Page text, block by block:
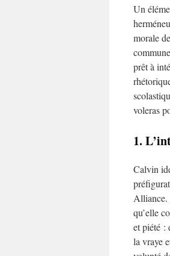
Un
morale
prêt à
voleras
1.
Calvin
Alliance.
qu’elle
et piété :
la vraye